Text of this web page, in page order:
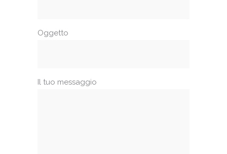
Oggetto
Il tuo messaggio